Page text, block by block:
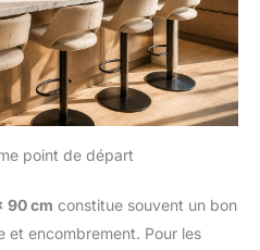
point de départ
90 cm constitue souvent un bon
et encombrement. Pour les